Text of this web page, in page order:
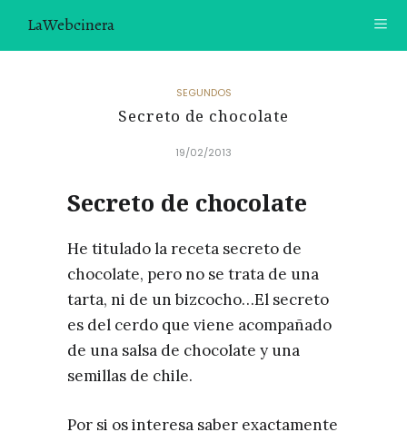
LaWebcinera
SOBRE MÍ
¿TE GUSTARÍA UNIRTE A NUESTRA AVENTURA GASTRON
ÓMICA?
ÚNETE A LA NEWSLETTER
RECOMENDACIONES
SEGUNDOS
Secreto de chocolate
19/02/2013
Secreto de chocolate
He titulado la receta secreto de
chocolate, pero no se trata de una
tarta, ni de un bizcocho…El secreto
es del cerdo que viene acompañado
de una salsa de chocolate y una
semillas de chile.
Por si os interesa saber exactamente